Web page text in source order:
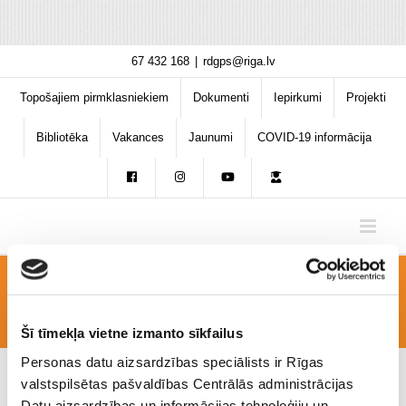
Šī tīmekļa vietne izmanto sīkfailus
Personas datu aizsardzības speciālists ir Rīgas
valstspilsētas pašvaldības Centrālās administrācijas
content
67 432 168 rdgps@riga.lv
Topošajiem pirmklasniekiem Dokumenti Iepirkumi Projekti
Bibliotēka Vakances Jaunumi COVID-19 informācija
IMG_5806